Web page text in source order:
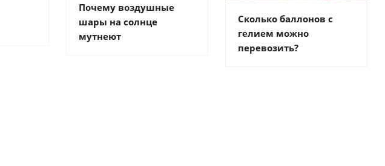
Почему воздушные
шары на солнце
мутнеют
Сколько баллонов с
гелием можно
перевозить?